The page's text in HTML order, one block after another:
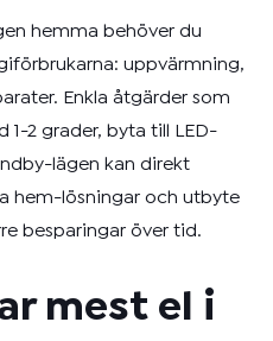
hemma behöver du
uppvärmning,
Enkla åtgärder som
1-2 grader, byta till LED-
lägen kan direkt
hem-lösningar och utbyte
besparingar över tid.
mest el i